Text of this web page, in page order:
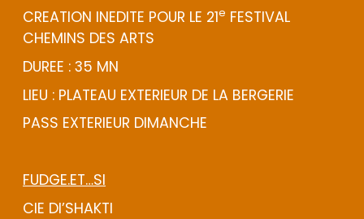
CREATION INEDITE POUR LE 21e FESTIVAL
CHEMINS DES ARTS
DUREE : 35 MN
LIEU : PLATEAU EXTERIEUR DE LA BERGERIE
PASS EXTERIEUR DIMANCHE
FUDGE.ET…SI
CIE DI’SHAKTI